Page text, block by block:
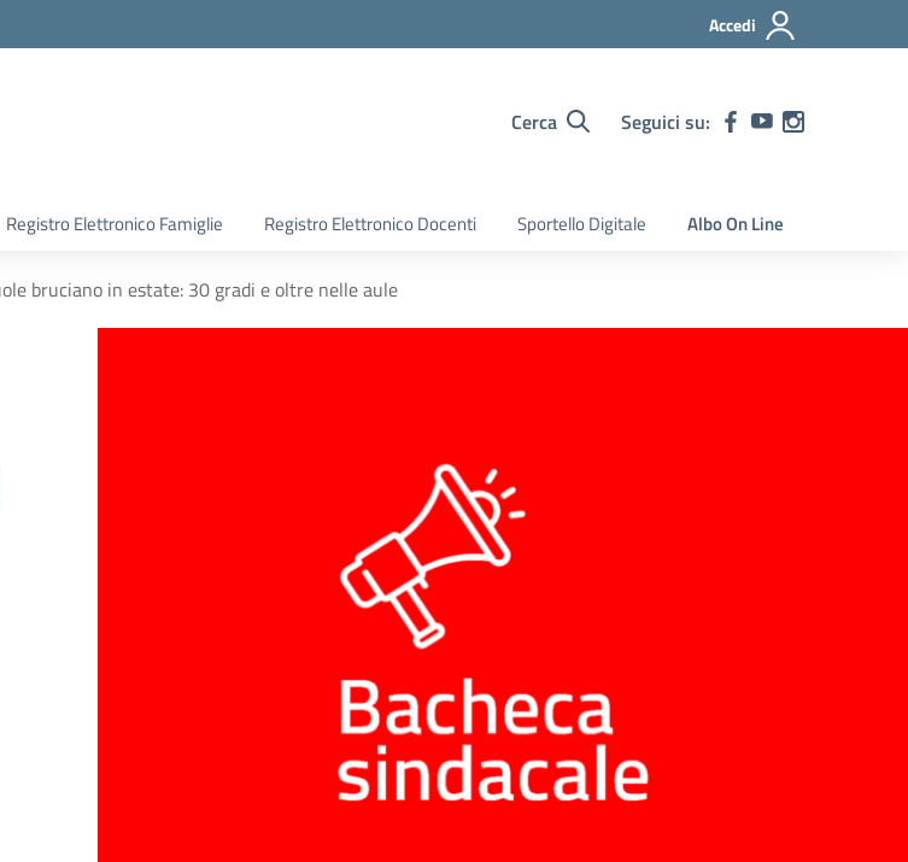
Accedi
Cerca Seguici su:
Registro Elettronico Famiglie Registro Elettronico Docenti Sportello Digitale Albo On Line
bruciano in estate: 30 gradi e oltre nelle aule